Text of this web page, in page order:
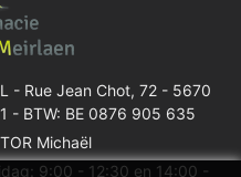
- Rue Jean Chot, 72 - 5670
- BTW: BE 0876 905 635
Michaël
9:00 - 12:30 en 14:00 -